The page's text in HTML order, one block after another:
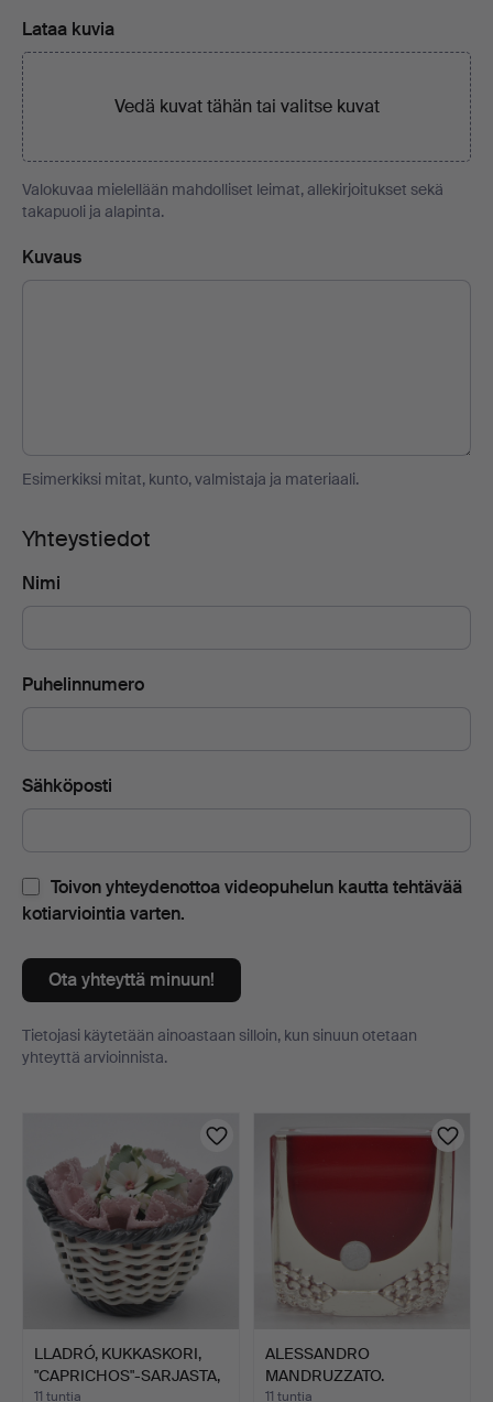
Lataa kuvia
Vedä kuvat tähän tai valitse kuvat
Valokuvaa mielellään mahdolliset leimat, allekirjoitukset sekä
takapuoli ja alapinta.
Kuvaus
Esimerkiksi mitat, kunto, valmistaja ja materiaali.
Yhteystiedot
Nimi
Puhelinnumero
Sähköposti
Toivon yhteydenottoa videopuhelun kautta tehtävää
kotiarviointia varten.
Ota yhteyttä minuun!
Tietojasi käytetään ainoastaan silloin, kun sinuun otetaan
yhteyttä arvioinnista.
LLADRÓ, KUKKASKORI,
"CAPRICHOS"-SARJASTA,
…
11 tuntia
ALESSANDRO
MANDRUZZATO.
DESIGNER-LOHKOKULH…
11 tuntia